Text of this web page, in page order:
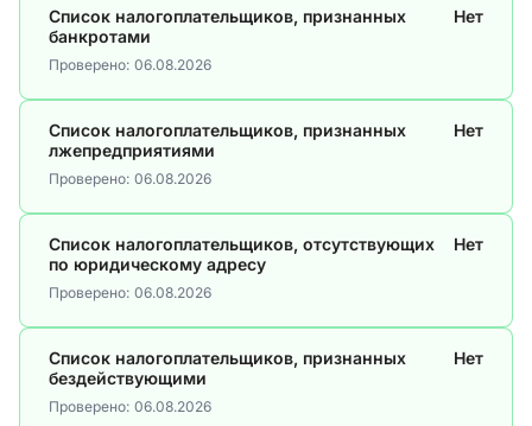
Список налогоплательщиков, признанных
банкротами
Нет
Проверено: 06.08.2026
Список налогоплательщиков, признанных
лжепредприятиями
Нет
Проверено: 06.08.2026
Список налогоплательщиков, отсутствующих
по юридическому адресу
Нет
Проверено: 06.08.2026
Список налогоплательщиков, признанных
бездействующими
Нет
Проверено: 06.08.2026